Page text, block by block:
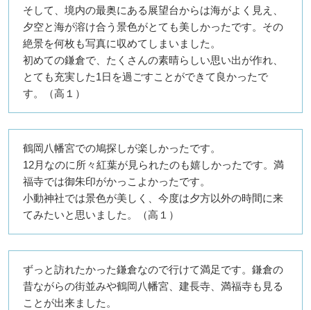
そして、境内の最奥にある展望台からは海がよく見え、
夕空と海が溶け合う景色がとても美しかったです。その
絶景を何枚も写真に収めてしまいました。
初めての鎌倉で、たくさんの素晴らしい思い出が作れ、
とても充実した1日を過ごすことができて良かったで
す。（高１）
鶴岡八幡宮での鳩探しが楽しかったです。
12月なのに所々紅葉が見られたのも嬉しかったです。満
福寺では御朱印がかっこよかったです。
小動神社では景色が美しく、今度は夕方以外の時間に来
てみたいと思いました。（高１）
ずっと訪れたかった鎌倉なので行けて満足です。鎌倉の
昔ながらの街並みや鶴岡八幡宮、建長寺、満福寺も見る
ことが出来ました。